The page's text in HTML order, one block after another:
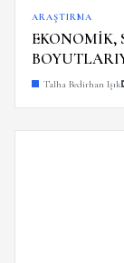
ARAŞTIRMA
EKONOMİK,
Talha Bedirhan Işık